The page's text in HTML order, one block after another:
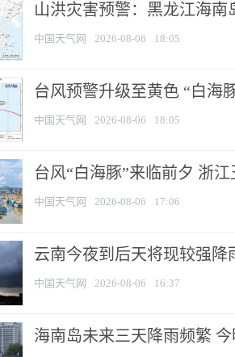
山洪灾害预警：黑龙江海
中国天气网 2026-08-06 18:05
台风预警升级至黄色 “白海
中国天气网 2026-08-06 18:05
台风“白海豚”来临前夕 浙
中国天气网 2026-08-06 17:06
云南今夜到后天将现较强降
中国天气网 2026-08-06 16:37
海南岛未来三天降雨频繁